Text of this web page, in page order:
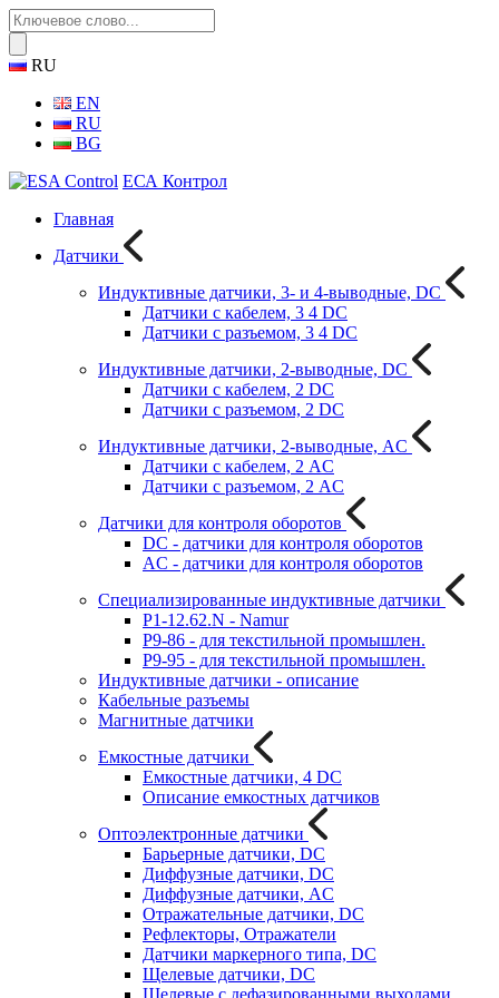
RU
EN
RU
BG
ЕСА Контрол
Главная
Датчики
Индуктивные датчики, 3- и 4-выводные, DC
Датчики с кабелем, 3 4 DC
Датчики с разъемом, 3 4 DC
Индуктивные датчики, 2-выводные, DC
Датчики с кабелем, 2 DC
Датчики с разъемом, 2 DC
Индуктивные датчики, 2-выводные, AC
Датчики с кабелем, 2 AC
Датчики с разъемом, 2 AC
Датчики для контроля оборотов
DC - датчики для контроля оборотов
AC - датчики для контроля оборотов
Специализированные индуктивные датчики
P1-12.62.N - Namur
P9-86 - для текстильной промышлен.
P9-95 - для текстильной промышлен.
Индуктивные датчики - описание
Кабельные разъемы
Магнитные датчики
Емкостные датчики
Емкостные датчики, 4 DC
Описание емкостных датчиков
Оптоэлектронные датчики
Барьерные датчики, DC
Диффузные датчики, DC
Диффузные датчики, AC
Отражательные датчики, DC
Рефлекторы, Отражатели
Датчики маркерного типа, DC
Щелевые датчики, DC
Щелевые с дефазированными выходами